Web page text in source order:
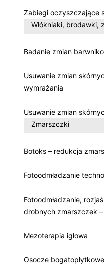
Zabiegi oczyszczające
Włókniaki, brodawki,
Badanie zmian
Usuwanie zmian
wymrażania
Usuwanie zmian
Zmarszczki
Botoks – redukcja
Fotoodmładzanie
Fotoodmładzanie,
drobnych zmarszczek –
Mezoterapia igłowa
Osocze